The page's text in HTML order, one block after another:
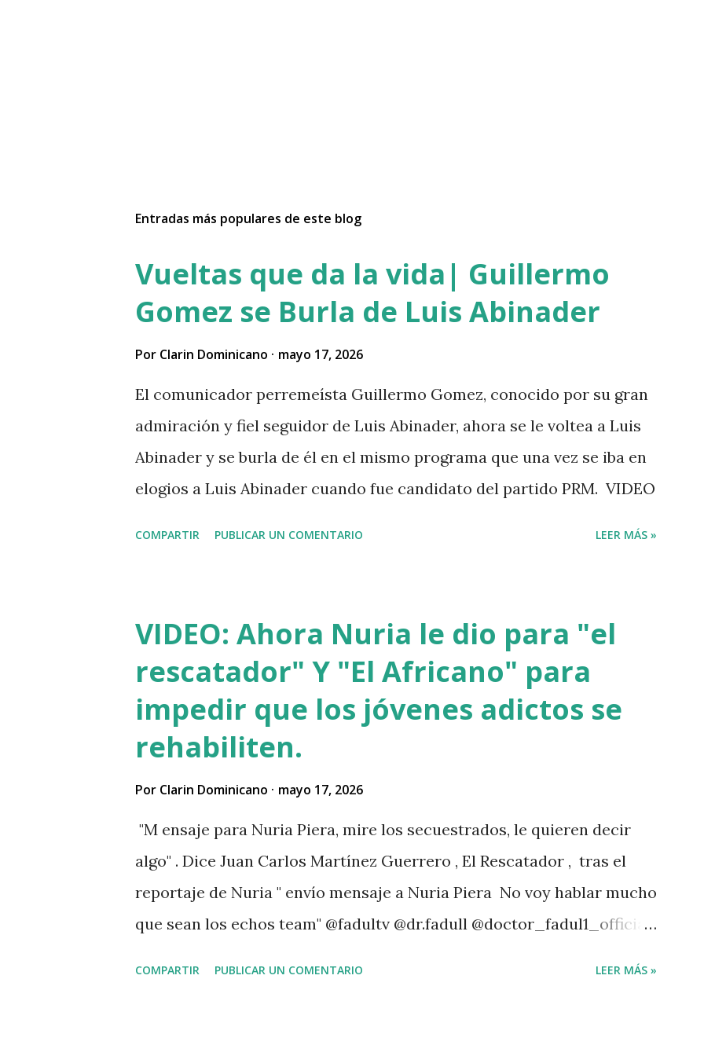
Entradas más populares de este blog
Vueltas que da la vida| Guillermo
Gomez se Burla de Luis Abinader
Por Clarin Dominicano mayo 17, 2026
El comunicador perremeísta Guillermo Gomez, conocido por su gran
admiración y fiel seguidor de Luis Abinader, ahora se le voltea a Luis
Abinader y se burla de él en el mismo programa que una vez se iba en
elogios a Luis Abinader cuando fue candidato del partido PRM. VIDEO
COMPARTIR PUBLICAR UN COMENTARIO LEER MÁS »
VIDEO: Ahora Nuria le dio para "el
rescatador" Y "El Africano" para
impedir que los jóvenes adictos se
rehabiliten.
Por Clarin Dominicano mayo 17, 2026
"M ensaje para Nuria Piera, mire los secuestrados, le quieren decir
algo" . Dice Juan Carlos Martínez Guerrero , El Rescatador , tras el
reportaje de Nuria " envío mensaje a Nuria Piera No voy hablar mucho
que sean los echos team" @fadultv @dr.fadull @doctor_fadul1_official
COMPARTIR PUBLICAR UN COMENTARIO LEER MÁS »